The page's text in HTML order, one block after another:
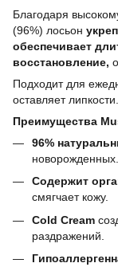
Благодаря
(96%) лосьон
обеспечивает
восстановление,
Подходит для
оставляет липкости.
Преимущества
96%
новорожденных.
Содержит
смягчает кожу.
Cold Cream
раздражений.